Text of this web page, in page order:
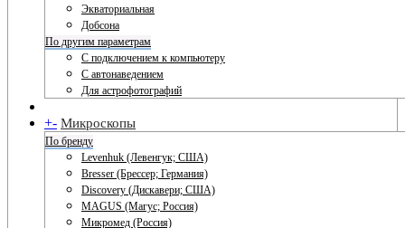
Экваториальная
Добсона
По другим параметрам
С подключением к компьютеру
С автонаведением
Для астрофотографий
+- Микроскопы
По бренду
Levenhuk (Левенгук; США)
Bresser (Брессер; Германия)
Discovery (Дискавери; США)
MAGUS (Магус; Россия)
Микромед (Россия)